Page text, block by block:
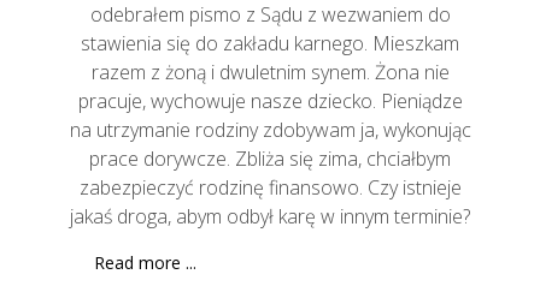
odebrałem pismo z Sądu z wezwaniem do
stawienia się do zakładu karnego. Mieszkam
razem z żoną i dwuletnim synem. Żona nie
pracuje, wychowuje nasze dziecko. Pieniądze
na utrzymanie rodziny zdobywam ja, wykonując
prace dorywcze. Zbliża się zima, chciałbym
zabezpieczyć rodzinę finansowo. Czy istnieje
jakaś droga, abym odbył karę w innym terminie?
Read more ...